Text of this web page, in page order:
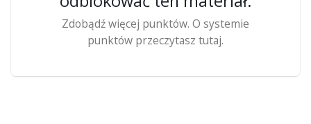
Zdobądź więcej punktów. O systemie
punktów przeczytasz tutaj.